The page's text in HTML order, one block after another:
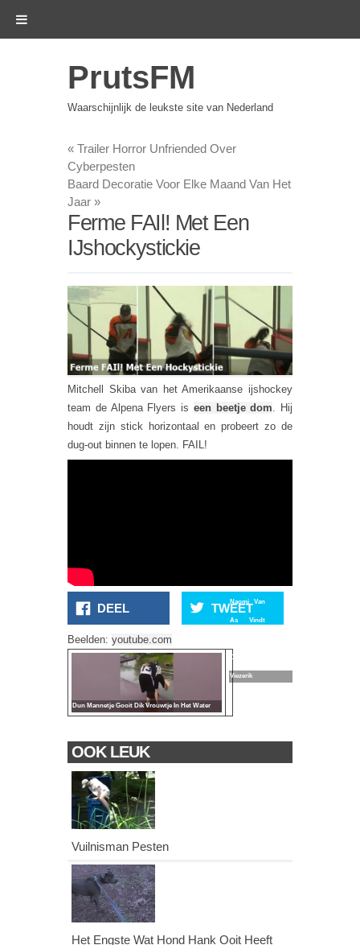
PrutsFM
Waarschijnlijk de leukste site van Nederland
« Trailer Horror Unfriended Over
Cyberpesten
Baard Decoratie Voor Elke Maand Van Het
Jaar »
Ferme FAIl! Met Een
IJshockystickie
Mitchell Skiba van het Amerikaanse ijshockey
team de Alpena Flyers is een beetje dom. Hij
houdt zijn stick horizontaal en probeert zo de
dug-out binnen te lopen. FAIL!
DEEL TWEET
Beelden: youtube.com
Dun Mannetje Gooit Dik Vrouwtje In Het Water
Naomi Van
As Vindt
Cameraman
Viezerik
OOK LEUK
Vuilnisman Pesten
Het Engste Wat Hond Hank Ooit Heeft